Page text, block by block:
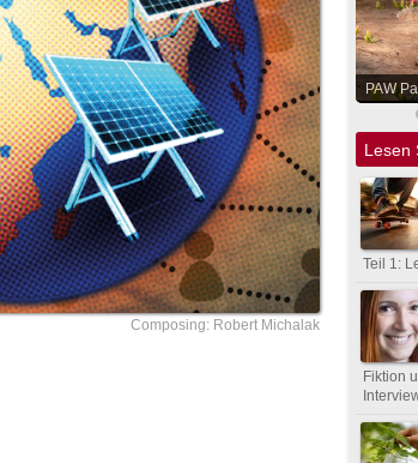
Composing: Robert Michalak
PAW
Lesen
Teil 1:
Fiktion